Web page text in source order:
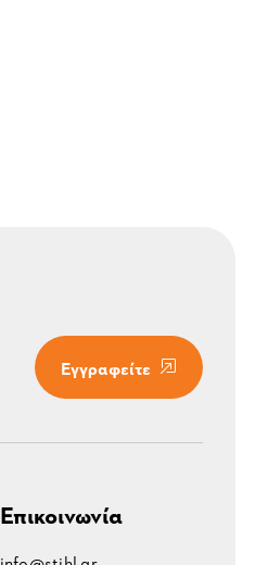
Εγγραφείτε
Επικοινωνία